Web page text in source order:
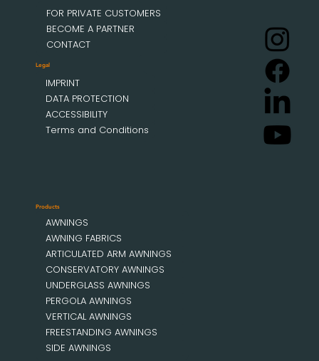
Products
AWNINGS
AWNING FABRICS
ARTICULATED ARM AWNINGS
CONSERVATORY AWNINGS
UNDERGLASS AWNINGS
PERGOLA AWNINGS
VERTICAL AWNINGS
FREESTANDING AWNINGS
SIDE AWNINGS
FOR PRIVATE CUSTOMERS
BECOME A PARTNER
CONTACT
Legal
IMPRINT
DATA PROTECTION
ACCESSIBILITY
Terms and Conditions